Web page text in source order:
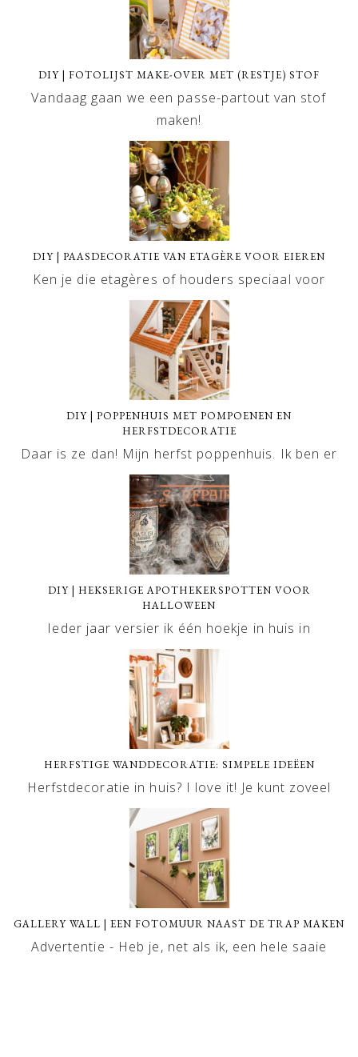
DIY | FOTOLIJST MAKE-OVER MET (RESTJE) STOF
Vandaag gaan we een passe-partout van stof
maken!
DIY | PAASDECORATIE VAN ETAGÈRE VOOR EIEREN
Ken je die etagères of houders speciaal voor
DIY | POPPENHUIS MET POMPOENEN EN
HERFSTDECORATIE
Daar is ze dan! Mijn herfst poppenhuis. Ik ben er
DIY | HEKSERIGE APOTHEKERSPOTTEN VOOR
HALLOWEEN
Ieder jaar versier ik één hoekje in huis in
HERFSTIGE WANDDECORATIE: SIMPELE IDEËEN
Herfstdecoratie in huis? I love it! Je kunt zoveel
GALLERY WALL | EEN FOTOMUUR NAAST DE TRAP MAKEN
Advertentie - Heb je, net als ik, een hele saaie